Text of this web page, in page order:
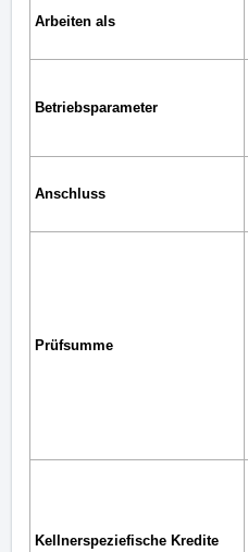
Arbeiten als
Betriebsparameter
Anschluss
Prüfsumme
Kellnerspeziefische Kredite